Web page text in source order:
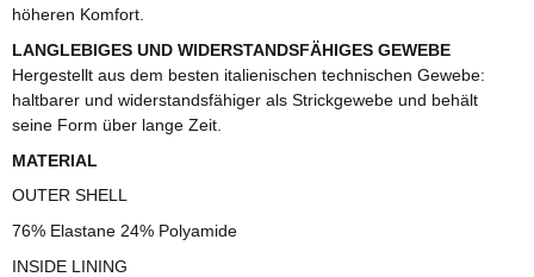
höheren Komfort.
LANGLEBIGES UND WIDERSTANDSFÄHIGES GEWEBE
Hergestellt aus dem besten italienischen technischen Gewebe:
haltbarer und widerstandsfähiger als Strickgewebe und behält
seine Form über lange Zeit.
MATERIAL
OUTER SHELL
76% Elastane 24% Polyamide
INSIDE LINING